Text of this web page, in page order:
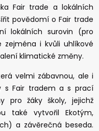
Fair trade a lokálních
povědomí o Fair trade
lokálních surovin (pro
i kvůli uhlíkové
klimatické změny.
velmi zábavnou, ale i
s Fair tradem a s prací
pro žáky školy, jejichž
také vytvořil Ekotým,
a závěrečná beseda.